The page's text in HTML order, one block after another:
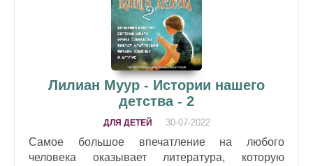
Лилиан Муур - Истории нашего
детства - 2
ДЛЯ ДЕТЕЙ 30-07-2022
Самое большое впечатление на любого
человека оказывает литература, которую